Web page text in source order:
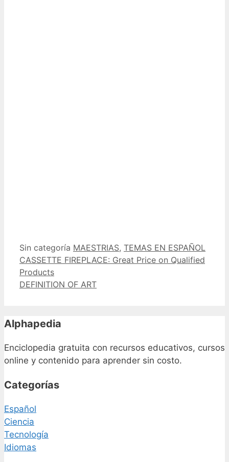
Categorías
Sin categoría Etiquetas
MAESTRIAS, TEMAS EN ESPAÑOL
CASSETTE FIREPLACE: Great Price on Qualified
Products
DEFINITION OF ART
Alphapedia
Enciclopedia gratuita con recursos educativos, cursos
online y contenido para aprender sin costo.
Categorías
Español
Ciencia
Tecnología
Idiomas